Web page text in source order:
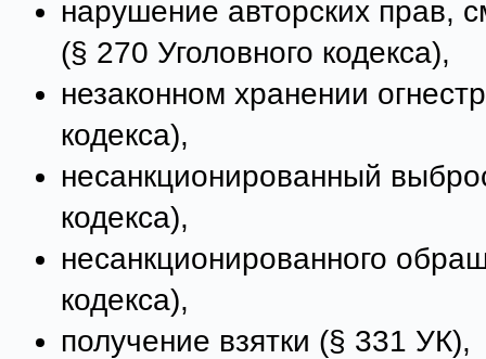
нарушение авторских прав,
(§ 270 Уголовного кодекса),
незаконном хранении
кодекса),
несанкционированный
кодекса),
несанкционированного
кодекса),
получение взятки (§ 331 УК),